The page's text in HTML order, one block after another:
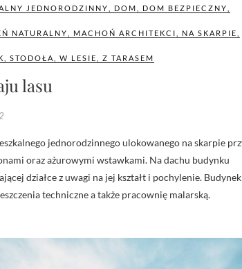
JEDNORODZINNY DOM DOM BEZPIECZNY
NATURALNY MACHOŃ ARCHITEKCI NA SKARPIE
STODOŁA W LESIE Z TARASEM
lasu
oraz ażurowymi wstawkami. Na dachu budynku
działce z uwagi na jej kształt i pochylenie. Budynek
techniczne a także pracownię malarską.